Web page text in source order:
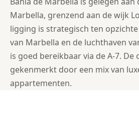
Marbella, grenzend aan de wijk
ligging is strategisch ten
van Marbella en de luchthaven
is goed bereikbaar via de A-7.
gekenmerkt door een mix van
appartementen.